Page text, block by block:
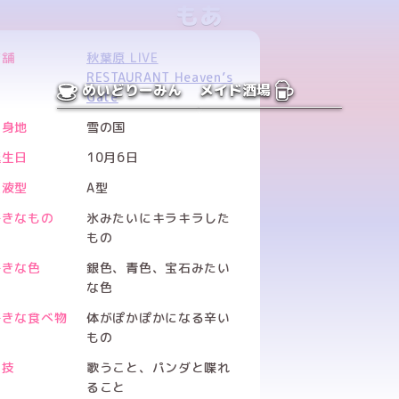
めいどりーみん メイド酒場
もあ
秋葉原 LIVE
RESTAURANT Heaven’s
Gate
地
雪の国
日
10月6日
型
A型
なもの
氷みたいにキラキラした
もの
な色
銀色、青色、宝石みたい
な色
な食べ物
体がぽかぽかになる辛い
もの
歌うこと、パンダと喋れ
ること